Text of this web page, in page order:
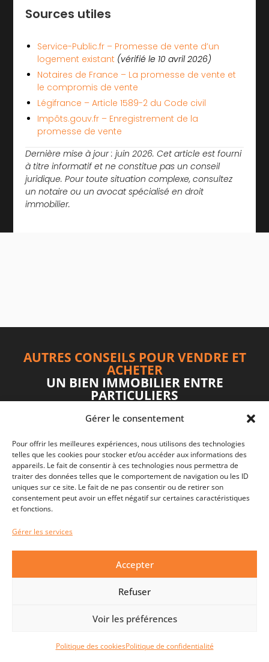
Gérer le consentement
Pour offrir les meilleures expériences, nous utilisons des technologies
telles que les cookies pour stocker et/ou accéder aux informations des
appareils. Le fait de consentir à ces technologies nous permettra de
traiter des données telles que le comportement de navigation ou les ID
uniques sur ce site. Le fait de ne pas consentir ou de retirer son
consentement peut avoir un effet négatif sur certaines caractéristiques
et fonctions.
Gérer les services
Accepter
Refuser
Voir les préférences
Politique des cookiesPolitique de confidentialité
Sources utiles
Service-Public.fr – Promesse de vente d’un
logement existant (vérifié le 10 avril 2026)
Notaires de France – La promesse de vente et
le compromis de vente
Légifrance – Article 1589-2 du Code civil
Impôts.gouv.fr – Enregistrement de la
promesse de vente
Dernière mise à jour : juin 2026. Cet article est fourni
à titre informatif et ne constitue pas un conseil
juridique. Pour toute situation complexe, consultez
un notaire ou un avocat spécialisé en droit
immobilier.
AUTRES CONSEILS POUR VENDRE ET
ACHETER
UN BIEN IMMOBILIER ENTRE
PARTICULIERS
DIAGNOSTICS IMMOBILIERS
GUIDE COMPLET 2026